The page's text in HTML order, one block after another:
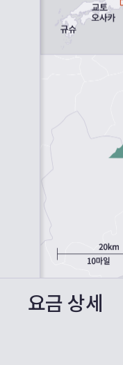
요금 상세